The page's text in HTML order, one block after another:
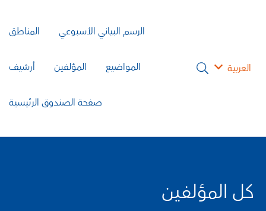
العربية
الرسم البياني الأسبوعي المناطق
المواضيع المؤلفين أرشيف
صفحة الصندوق الرئيسية
كل المؤلفين